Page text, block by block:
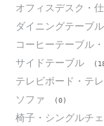
オフィスデスク・
ダイニングテーブル
コーヒーテーブル
サイドテーブル
テレビボード・テ
ソファ (0)
椅子・シングルチ